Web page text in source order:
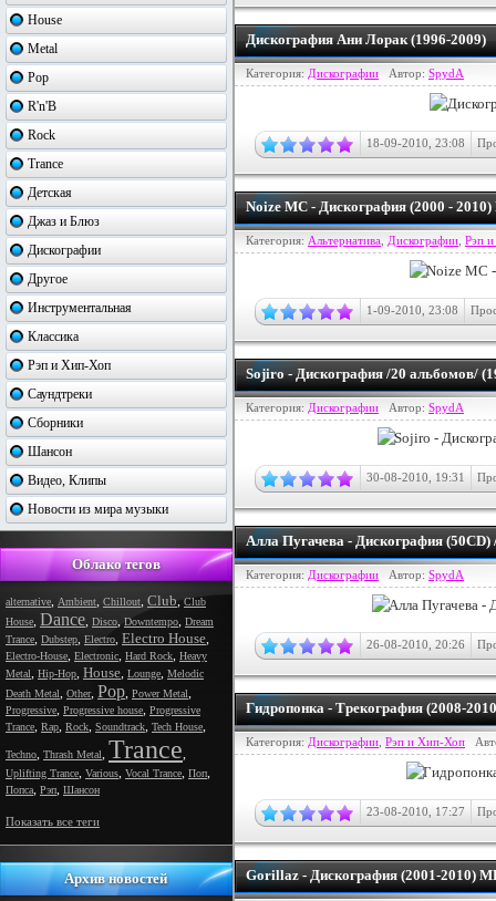
House
Metal
Pop
R'n'B
Rock
Trance
Детская
Джаз и Блюз
Дискографии
Другое
Инструментальная
Классика
Рэп и Хип-Хоп
Саундтреки
Сборники
Шансон
Видео, Клипы
Новости из мира музыки
Облако тегов
alternative, Ambient, Chillout, Club, Club
House, Dance, Disco, Downtempo, Dream
Trance, Dubstep, Electro, Electro House,
Electro-House, Electronic, Hard Rock, Heavy
Metal, Hip-Hop, House, Lounge, Melodic
Death Metal, Other, Pop, Power Metal,
Progressive, Progressive house, Progressive
Trance, Rap, Rock, Soundtrack, Tech House,
Techno, Thrash Metal, Trance,
Uplifting Trance, Various, Vocal Trance, Поп,
Попса, Рэп, Шансон
Показать все теги
Архив новостей
Дискография Ани Лорак (1996-2009)
Категория: Дискографии Автор: SpydA
18-09-2010, 23:08
Noize MC - Дискография (2000 - 2010)
Категория: Альтернатива Дискографии Рэп
1-09-2010, 23:08
Sojiro - Дискография /20 альбомов/
Категория: Дискографии Автор: SpydA
30-08-2010, 19:31
Алла Пугачева - Дискография (50CD)
Категория: Дискографии Автор: SpydA
26-08-2010, 20:26
Гидропонка - Трекография (2008-
Категория: Дискографии Рэп и Хип-Хоп
23-08-2010, 17:27
Gorillaz - Дискография (2001-2010)